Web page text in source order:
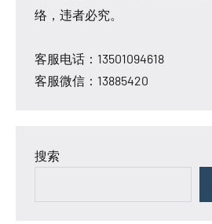
络，违者必究。
客服电话：13501094618
客服微信：13885420
搜索